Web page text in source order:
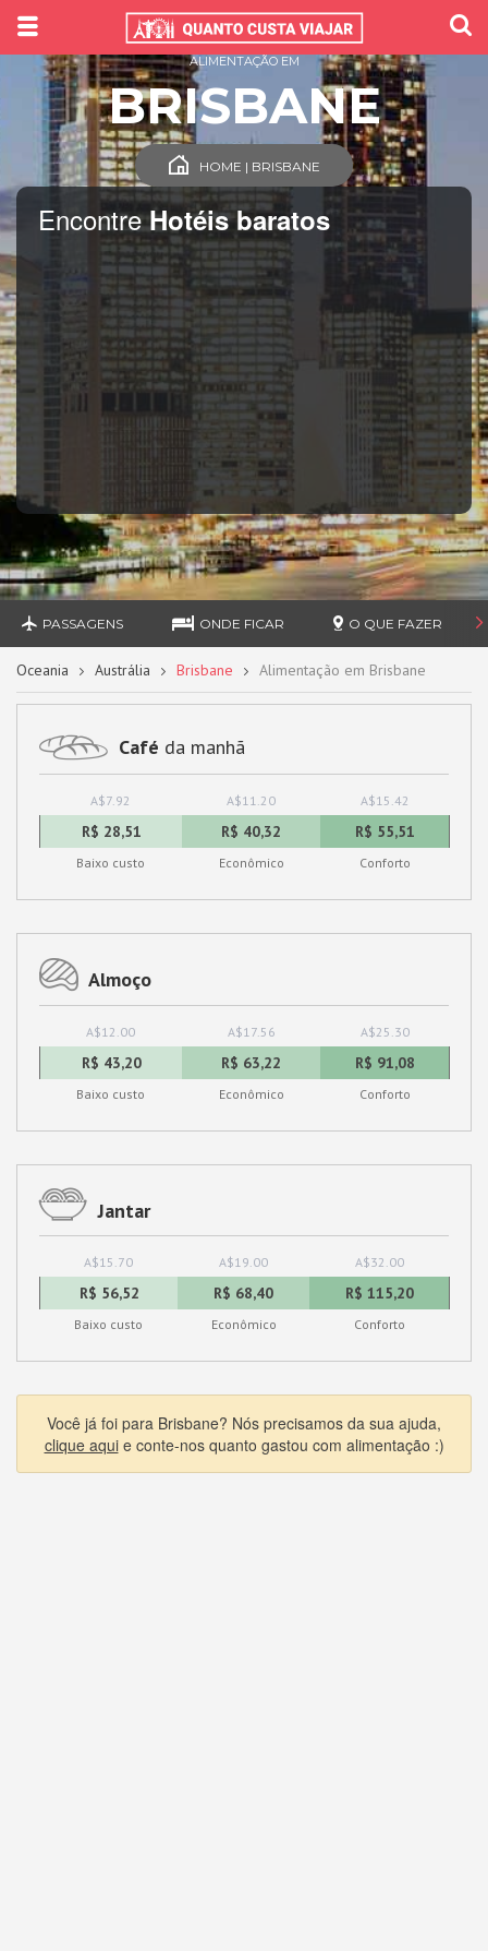
EncontreHotéis baratos
ALIMENTAÇÃO EM
BRISBANE
HOME | BRISBANE
PASSAGENS ONDE FICAR O QUE FAZER
Oceania Austrália Brisbane Alimentação em Brisbane
Café da manhã
A$7.92 A$11.20 A$15.42
R$ 28,51 R$ 40,32 R$ 55,51
Baixo custo Econômico Conforto
Almoço
A$12.00 A$17.56 A$25.30
R$ 43,20 R$ 63,22 R$ 91,08
Baixo custo Econômico Conforto
Jantar
A$15.70 A$19.00 A$32.00
R$ 56,52 R$ 68,40 R$ 115,20
Baixo custo Econômico Conforto
Você já foi para Brisbane? Nós precisamos da sua ajuda,
clique aquie conte-nos quanto gastou com alimentação :)